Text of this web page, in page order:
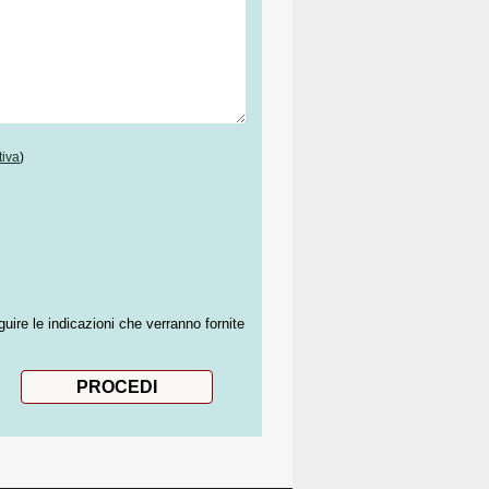
)
le indicazioni che verranno fornite